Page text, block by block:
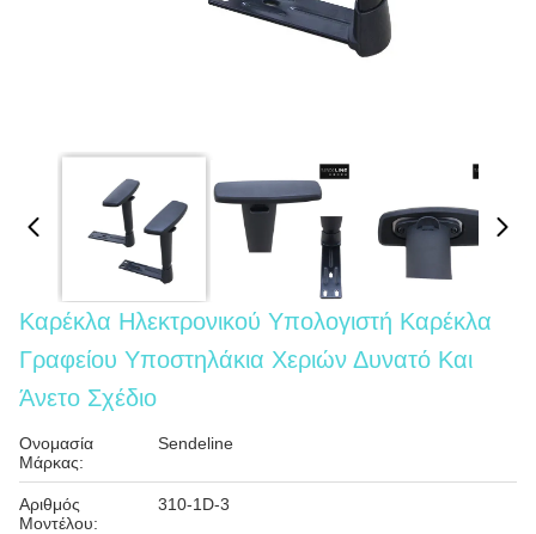
Καρέκλα Ηλεκτρονικού Υπολογιστή Καρέκλα
Γραφείου Υποστηλάκια Χεριών Δυνατό Και
Άνετο Σχέδιο
Ονομασία
Μάρκας:
Sendeline
Αριθμός
Μοντέλου:
310-1D-3